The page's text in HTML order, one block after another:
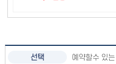
예약할수 있